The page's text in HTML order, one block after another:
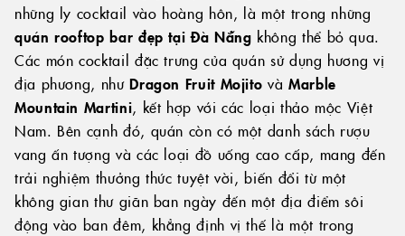
những ly cocktail vào hoàng hôn, là một trong những
quán rooftop bar đẹp tại Đà Nẵng không thể bỏ qua.
Các món cocktail đặc trưng của quán sử dụng hương vị
địa phương, nhưDragon Fruit Mojito và Marble
Mountain Martini, kết hợp với các loại thảo mộc Việt
Nam. Bên cạnh đó, quán còn có một danh sách rượu
vang ấn tượng và các loại đồ uống cao cấp, mang đến
trải nghiệm thưởng thức tuyệt vời, biến đổi từ một
không gian thư giãn ban ngày đến một địa điểm sôi
động vào ban đêm, khẳng định vị thế là một trong